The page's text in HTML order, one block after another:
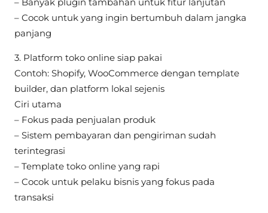
– Cocok untuk yang ingin bertumbuh dalam jangka
panjang
3. Platform toko online siap pakai
Contoh: Shopify, WooCommerce dengan template
builder, dan platform lokal sejenis
Ciri utama
– Fokus pada penjualan produk
– Sistem pembayaran dan pengiriman sudah
terintegrasi
– Template toko online yang rapi
– Cocok untuk pelaku bisnis yang fokus pada
transaksi